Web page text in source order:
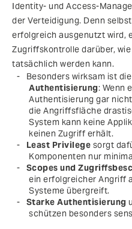
Identity- und Access-
der Verteidigung. Denn
erfolgreich ausgenutzt wird,
Zugriffskontrolle darüber,
tatsächlich werden kann.
Besonders wirksam ist die
Authentisierung: Wenn
Authentisierung gar
die Angriffsfläche
System kann keine
keinen Zugriff erhält.
Least Privilege sorgt
Komponenten nur
Scopes und
ein erfolgreicher Angriff
Systeme übergreift.
Starke Authentisierung
schützen besonders